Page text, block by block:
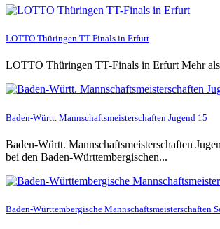
LOTTO Thüringen TT-Finals in Erfurt
LOTTO Thüringen TT-Finals in Erfurt Mehr
Baden-Württ. Mannschaftsmeisterschaften Jugend 15
Baden-Württ. Mannschaftsmeisterschaften
bei den Baden-Württembergischen...
Baden-Württembergische Mannschaftsmeisterschaften